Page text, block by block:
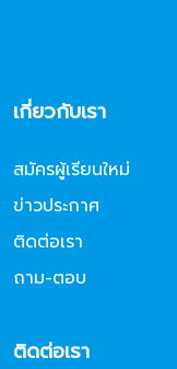
เกี่ยวกับเรา
สมัครผู้เรียนใหม่
ข่าวประกาศ
ติดต่อเรา
ถาม-ตอบ
ติดต่อเรา